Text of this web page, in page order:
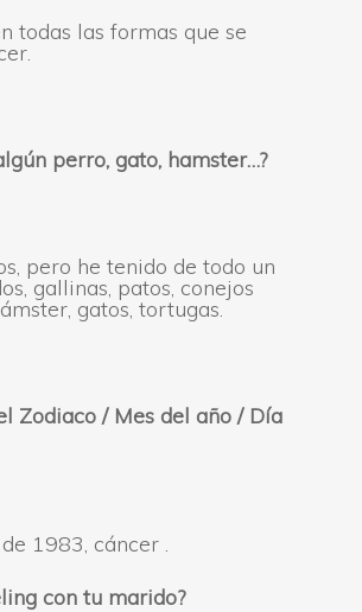
todas las formas que se
perro, gato, hamster…?
pero he tenido de todo un
gallinas, patos, conejos
gatos, tortugas.
Zodiaco / Mes del año / Día
1983, cáncer .
con tu marido?